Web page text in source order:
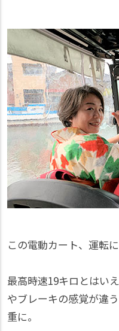
この電動カート、運転
最高時速19キロとはい
やブレーキの感覚が違
重に。